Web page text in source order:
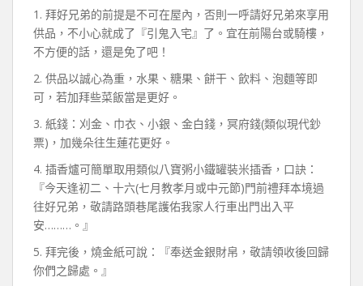
1. 拜好兄弟的前提是不可在屋內，否則一呼請好兄弟來享用
供品，不小心就成了『引鬼入宅』了。宜在前陽台或騎樓，
不方便的話，還是免了吧！
2. 供品以誠心為重，水果、糖果、餅干、飲料、泡麵等即
可，若加拜些菜飯當是更好。
3. 紙錢：刈金、巾衣、小銀、金白錢，冥府錢(類似現代鈔
票)，加幾朵往生蓮花更好。
4. 插香爐可簡單取用類似八寶粥小鐵罐裝米插香，口訣：
『今天逢初二、十六(七月教孝月或中元節)門前禮拜本境過
往好兄弟，敬請路頭巷尾護佑我家人行車出門出入平
安………。』
5. 拜完後，燒金紙可說：『奉送金銀財帛，敬請領收後回歸
你們之歸處。』